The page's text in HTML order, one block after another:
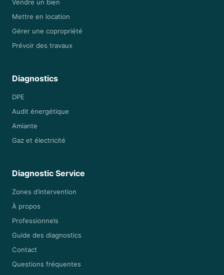
Vendre un bien
Mettre en location
Gérer une copropriété
Prévoir des travaux
Diagnostics
DPE
Audit énergétique
Amiante
Gaz et électricité
Diagnostic Service
Zones d’intervention
À propos
Professionnels
Guide des diagnostics
Contact
Questions fréquentes